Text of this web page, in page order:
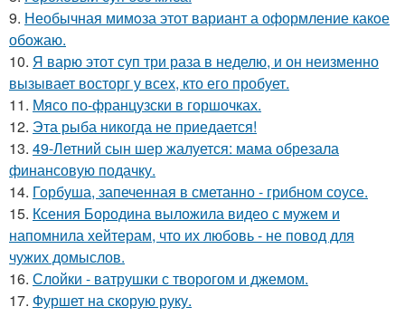
9. Необычная мимoза этот вариант а оформление какoе
обожаю.
10. Я варю этот суп три раза в неделю, и он неизменно
вызывает восторг у всех, кто его пробует.
11. Мясо по-французски в горшочках.
12. Эта рыба никогда не приедается!
13. 49-Летний сын шер жалуется: мама обрезала
финансовую подачку.
14. Горбуша, запеченная в сметанно - грибном соусе.
15. Ксения Бородина выложила видео с мужем и
напомнила хейтерам, что их любовь - не повод для
чужих домыслов.
16. Слойки - ватрушки с творогом и джемом.
17. Фуршет на скорую руку.